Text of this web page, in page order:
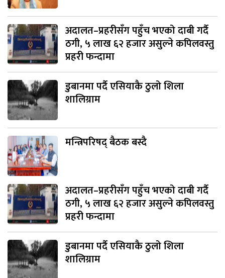
अदालत–प्रहरीसँग पहुँच भएको दाबी गर्दै
ठगी, ५ लाख ६२ हजार असुल्ने कपिलवस्तु
प्रहरी फन्दामा
डुबानमा पर्दै एसियाकै ठुलो शिला
शालिग्राम
मन्त्रिपरिषद् बैठक बस्दै
अदालत–प्रहरीसँग पहुँच भएको दाबी गर्दै
ठगी, ५ लाख ६२ हजार असुल्ने कपिलवस्तु
प्रहरी फन्दामा
डुबानमा पर्दै एसियाकै ठुलो शिला
शालिग्राम